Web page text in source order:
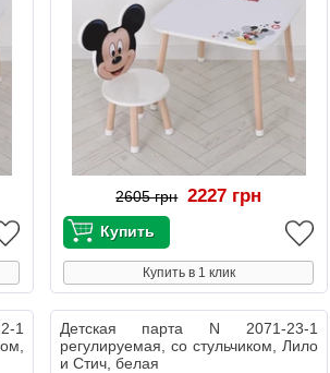
2605 грн 2227 грн
Купить в 1 клик
1
Детская парта N 2071-23-1
регулируемая, со стульчиком, Лило
и Стич, белая